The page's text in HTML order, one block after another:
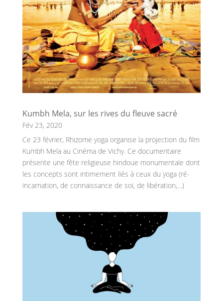
Kumbh Mela, sur les rives du fleuve sacré
Fév 23, 2020
Ce 23 février, Rhizome yoga organise la projection du film
Kumbh Mela au Cinéma de Vichy. Ce documentaire
présente une fête religieuse hindoue monumentale dont
les concepts sont intimement liés à ceux du yoga (ré-
incarnation, de connaissance de soi, de libération,…)